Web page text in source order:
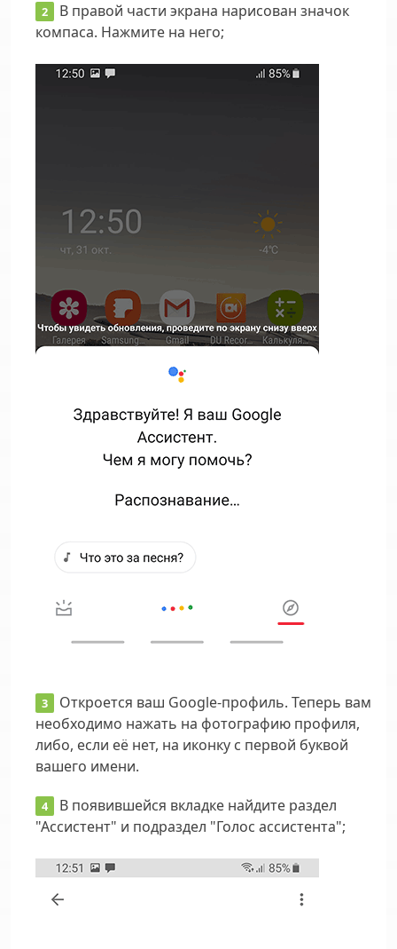
В правой части экрана нарисован значок
компаса. Нажмите на него;
Откроется ваш Google-профиль. Теперь вам
необходимо нажать на фотографию профиля,
либо, если её нет, на иконку с первой буквой
вашего имени.
В появившейся вкладке найдите раздел
"Ассистент" и подраздел "Голос ассистента";